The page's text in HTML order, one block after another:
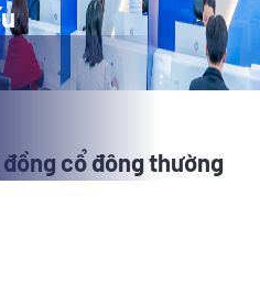
đồng cổ đông thường